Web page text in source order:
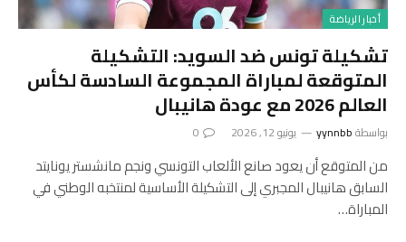
أخبار الرياضة
تشكيلة تونس ضد السويد: التشكيلة
المتوقعة لمباراة المجموعة السادسة لكأس
العالم 2026 مع عودة هانيبال
بواسطةyynnbb يونيو 12, 2026 0
من المتوقع أن يعود صانع الألعاب التونسي ونجم مانشستر يونايتد
السابق هانيبال المجبري إلى التشكيلة الأساسية لمنتخبه الوطني في
المباراة…